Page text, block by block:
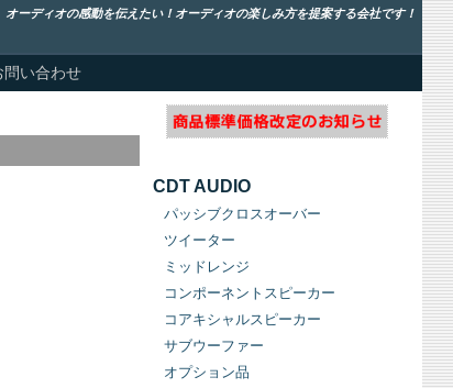
オーディオの感動を伝えたい！オーディオの楽しみ方を提案する会社です！
問い合わせ
CDT AUDIO
パッシブクロスオーバー
ツイーター
ミッドレンジ
コンポーネントスピーカー
コアキシャルスピーカー
サブウーファー
オプション品